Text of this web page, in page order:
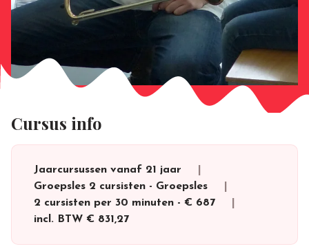
Cursus info
Jaarcursussen vanaf 21 jaar
Groepsles 2 cursisten - Groepsles
2 cursisten per 30 minuten - € 687
incl. BTW € 831,27